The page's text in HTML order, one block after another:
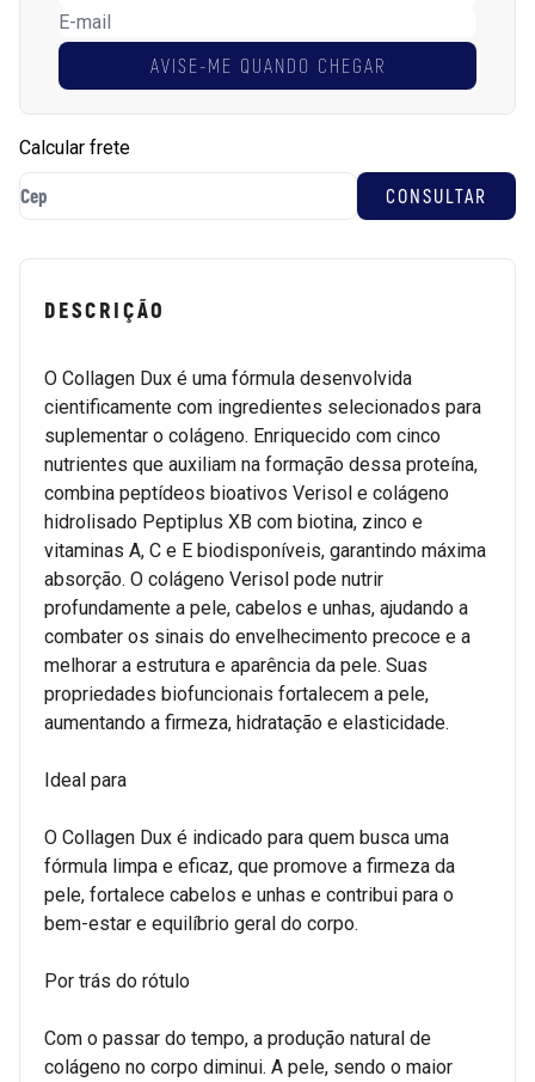
AVISE-ME QUANDO CHEGAR
Calcular frete
DESCRIÇÃO
O Collagen Dux é uma fórmula desenvolvida
cientificamente com ingredientes selecionados para
suplementar o colágeno. Enriquecido com cinco
nutrientes que auxiliam na formação dessa proteína,
combina peptídeos bioativos Verisol e colágeno
hidrolisado Peptiplus XB com biotina, zinco e
vitaminas A, C e E biodisponíveis, garantindo máxima
absorção. O colágeno Verisol pode nutrir
profundamente a pele, cabelos e unhas, ajudando a
combater os sinais do envelhecimento precoce e a
melhorar a estrutura e aparência da pele. Suas
propriedades biofuncionais fortalecem a pele,
aumentando a firmeza, hidratação e elasticidade.
Ideal para
O Collagen Dux é indicado para quem busca uma
fórmula limpa e eficaz, que promove a firmeza da
pele, fortalece cabelos e unhas e contribui para o
bem-estar e equilíbrio geral do corpo.
Por trás do rótulo
Com o passar do tempo, a produção natural de
colágeno no corpo diminui. A pele, sendo o maior